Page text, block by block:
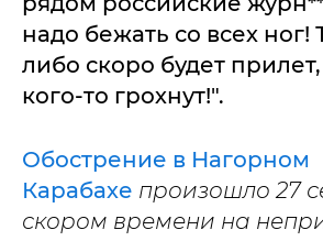
надо бежать со всех ног!
либо скоро будет
кого-то грохнут!".
Обострение в Нагорном
Карабахе произошло 27
скором времени на